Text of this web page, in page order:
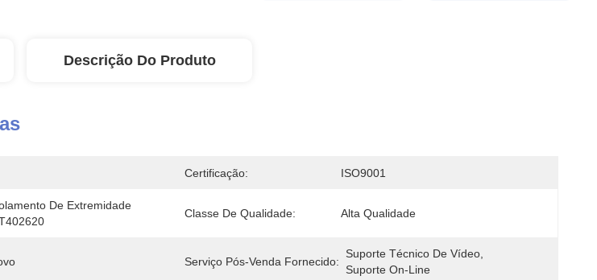
Descrição Do Produto
Certificação: ISO9001
De Extremidade
Classe De Qualidade: Alta Qualidade
Serviço Pós-Venda Fornecido:
Suporte Técnico De Vídeo,
Suporte On-Line